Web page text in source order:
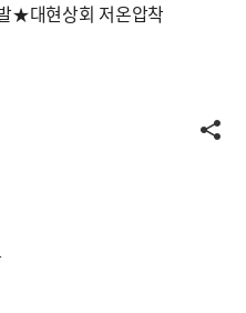
★대현상회 저온압착